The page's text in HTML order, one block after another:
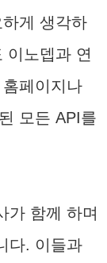
게 생각하
이노뎁과 연
페이지나
모든 API를
가 함께 하며
다. 이들과